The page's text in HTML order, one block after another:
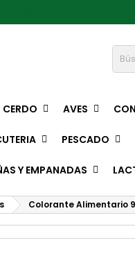
CERDO AVES
PESCADO
Y EMPANADAS
Colorante Alimentario